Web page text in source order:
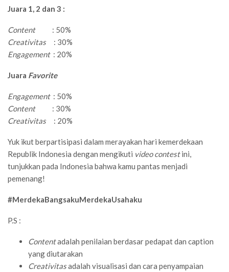
Juara 1, 2 dan 3 :
Content
: 50%
Creativitas
: 30%
Engagement : 20%
Juara Favorite
Engagement : 50%
Content
: 30%
Creativitas
: 20%
Yuk ikut berpartisipasi dalam merayakan hari kemerdekaan
Republik Indonesia dengan mengikuti video contestini,
tunjukkan pada Indonesia bahwa kamu pantas menjadi
pemenang!
#MerdekaBangsakuMerdekaUsahaku
P.S :
Contentadalah penilaian berdasar pedapat dan caption
yang diutarakan
Creativitasadalah visualisasi dan cara penyampaian